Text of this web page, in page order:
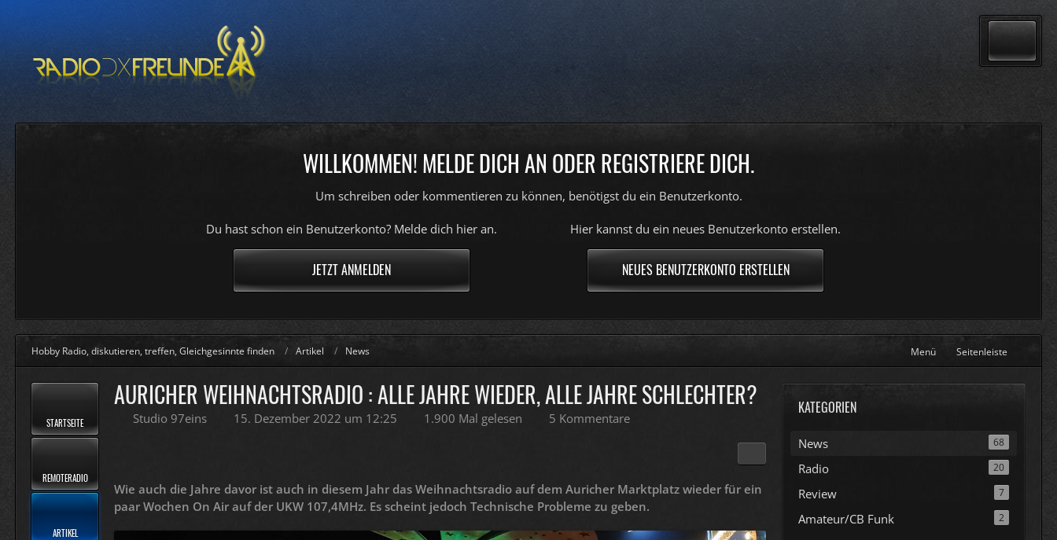
WILLKOMMEN! MELDE DICH AN ODER REGISTRIERE DICH.
Um schreiben oder kommentieren zu können, benötigst du ein Benutzerkonto.
Du hast schon ein Benutzerkonto? Melde dich hier an.
JETZT ANMELDEN
Hier kannst du ein neues Benutzerkonto erstellen.
NEUES BENUTZERKONTO ERSTELLEN
Hobby Radio, diskutieren, treffen, Gleichgesinnte finden Artikel News Menü Seitenleiste
STARTSEITE
REMOTERADIO
ARTIKEL
AURICHER WEIHNACHTSRADIO : ALLE JAHRE WIEDER, ALLE JAHRE SCHLECHTER?
Studio 97eins 15. Dezember 2022 um 12:25 1.900 Mal gelesen 5 Kommentare
Wie auch die Jahre davor ist auch in diesem Jahr das Weihnachtsradio auf dem Auricher Marktplatz wieder für ein
paar Wochen On Air auf der UKW 107,4MHz. Es scheint jedoch Technische Probleme zu geben.
KATEGORIEN
News 68
Radio 20
Review 7
Amateur/CB Funk 2